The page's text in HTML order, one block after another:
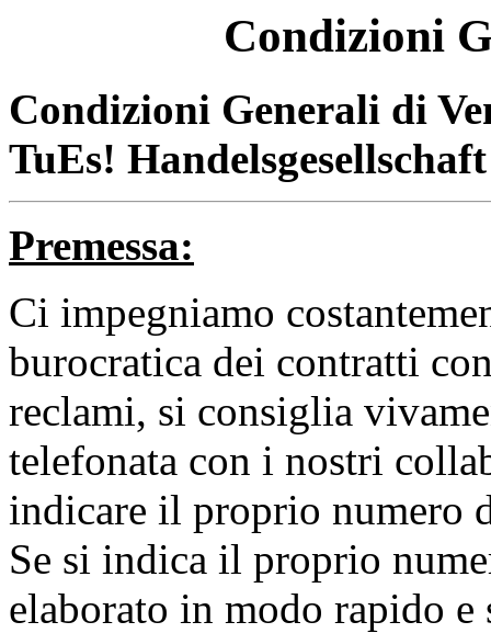
Condizioni
Condizioni Generali di
TuEs!
Premessa:
Ci impegniamo
burocratica dei contratti
reclami, si consiglia
telefonata con i nostri
indicare il proprio numero
Se si indica il proprio
elaborato in modo rapido e